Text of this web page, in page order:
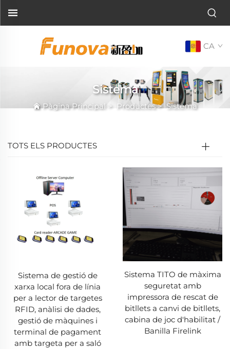
CA
Sistema
Pàgina Principal > Productes>Sistema
TOTS ELS PRODUCTES
Sistema de gestió de
xarxa local fora de línia
per a lector de targetes
RFID, anàlisi de dades,
gestió de màquines i
terminal de pagament
amb targeta per a saló
Sistema TITO de màxima
seguretat amb
impressora de rescat de
bitllets a canvi de bitllets,
cabina de joc d'habilitat /
Banilla Firelink